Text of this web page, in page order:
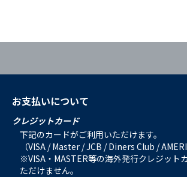
お支払いについて
クレジットカード
下記のカードがご利用いただけます。
（VISA / Master / JCB / Diners Club /
※VISA・MASTER等の海外発行クレジット
ただけません。